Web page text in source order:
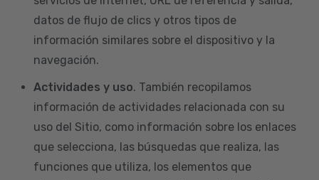
datos de flujo de clics y otros tipos de
información similares sobre el dispositivo y la
navegación.
Actividades y uso. También recopilamos
información de actividades relacionada con su
uso del Sitio, como información sobre los enlaces
que selecciona, las búsquedas que realiza, las
funciones que utiliza, los elementos que